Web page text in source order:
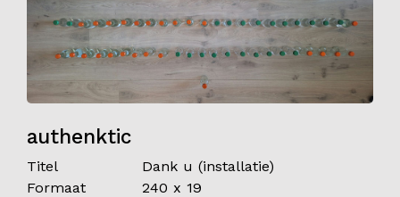
authenktic
Titel
Dank u (installatie)
Formaat
240 x 19